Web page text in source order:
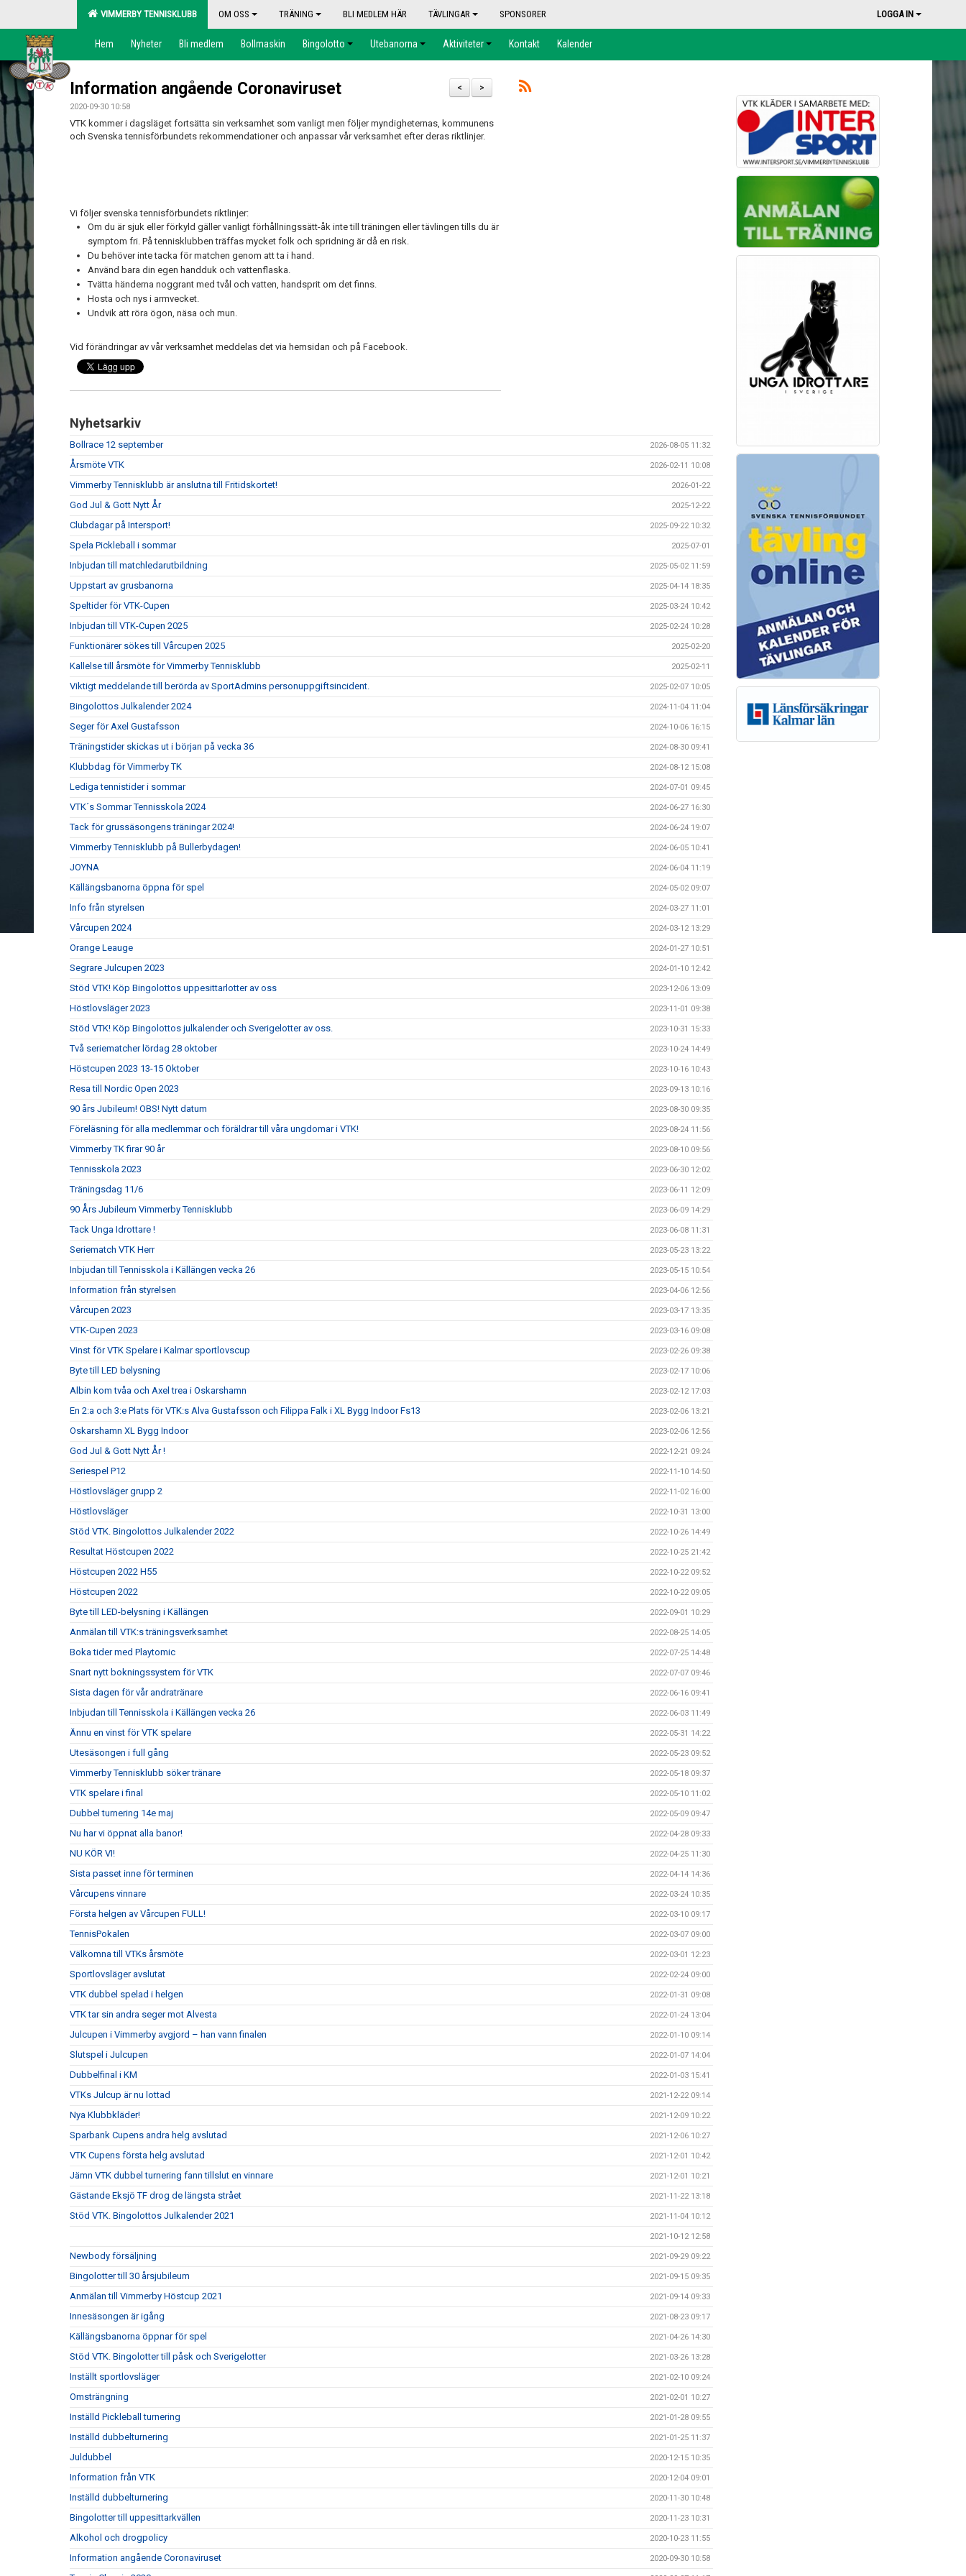
VIMMERBY TENNISKLUBB OM OSS TRÄNING BLI MEDLEM HÄR TÄVLINGAR SPONSORER LOGGA IN
Hem Nyheter Bli medlem Bollmaskin Bingolotto Utebanorna Aktiviteter Kontakt Kalender
>
<
Information angående Coronaviruset
2020-09-30 10:58
VTK kommer i dagsläget fortsätta sin verksamhet som vanligt men följer myndigheternas, kommunens
och Svenska tennisförbundets rekommendationer och anpassar vår verksamhet efter deras riktlinjer.
Vi följer svenska tennisförbundets riktlinjer:
Om du är sjuk eller förkyld gäller vanligt förhållningssätt-åk inte till träningen eller tävlingen tills du är
symptom fri. På tennisklubben träffas mycket folk och spridning är då en risk.
Du behöver inte tacka för matchen genom att ta i hand.
Använd bara din egen handduk och vattenflaska.
Tvätta händerna noggrant med tvål och vatten, handsprit om det finns.
Hosta och nys i armvecket.
Undvik att röra ögon, näsa och mun.
Vid förändringar av vår verksamhet meddelas det via hemsidan och på Facebook.
Nyhetsarkiv
Bollrace 12 september 2026-08-05 11:32
Årsmöte VTK 2026-02-11 10:08
Vimmerby Tennisklubb är anslutna till Fritidskortet! 2026-01-22
God Jul & Gott Nytt År 2025-12-22
Clubdagar på Intersport! 2025-09-22 10:32
Spela Pickleball i sommar 2025-07-01
Inbjudan till matchledarutbildning 2025-05-02 11:59
Uppstart av grusbanorna 2025-04-14 18:35
Speltider för VTK-Cupen 2025-03-24 10:42
Inbjudan till VTK-Cupen 2025 2025-02-24 10:28
Funktionärer sökes till Vårcupen 2025 2025-02-20
Kallelse till årsmöte för Vimmerby Tennisklubb 2025-02-11
Viktigt meddelande till berörda av SportAdmins personuppgiftsincident. 2025-02-07 10:05
Bingolottos Julkalender 2024 2024-11-04 11:04
Seger för Axel Gustafsson 2024-10-06 16:15
Träningstider skickas ut i början på vecka 36 2024-08-30 09:41
Klubbdag för Vimmerby TK 2024-08-12 15:08
Lediga tennistider i sommar 2024-07-01 09:45
VTK´s Sommar Tennisskola 2024 2024-06-27 16:30
Tack för grussäsongens träningar 2024! 2024-06-24 19:07
Vimmerby Tennisklubb på Bullerbydagen! 2024-06-05 10:41
JOYNA 2024-06-04 11:19
Källängsbanorna öppna för spel 2024-05-02 09:07
Info från styrelsen 2024-03-27 11:01
Vårcupen 2024 2024-03-12 13:29
Orange Leauge 2024-01-27 10:51
Segrare Julcupen 2023 2024-01-10 12:42
Stöd VTK! Köp Bingolottos uppesittarlotter av oss 2023-12-06 13:09
Höstlovsläger 2023 2023-11-01 09:38
Stöd VTK! Köp Bingolottos julkalender och Sverigelotter av oss. 2023-10-31 15:33
Två seriematcher lördag 28 oktober 2023-10-24 14:49
Höstcupen 2023 13-15 Oktober 2023-10-16 10:43
Resa till Nordic Open 2023 2023-09-13 10:16
90 års Jubileum! OBS! Nytt datum 2023-08-30 09:35
Föreläsning för alla medlemmar och föräldrar till våra ungdomar i VTK! 2023-08-24 11:56
Vimmerby TK firar 90 år 2023-08-10 09:56
Tennisskola 2023 2023-06-30 12:02
Träningsdag 11/6 2023-06-11 12:09
90 Års Jubileum Vimmerby Tennisklubb 2023-06-09 14:29
Tack Unga Idrottare ! 2023-06-08 11:31
Seriematch VTK Herr 2023-05-23 13:22
Inbjudan till Tennisskola i Källängen vecka 26 2023-05-15 10:54
Information från styrelsen 2023-04-06 12:56
Vårcupen 2023 2023-03-17 13:35
VTK-Cupen 2023 2023-03-16 09:08
Vinst för VTK Spelare i Kalmar sportlovscup 2023-02-26 09:38
Byte till LED belysning 2023-02-17 10:06
Albin kom tvåa och Axel trea i Oskarshamn 2023-02-12 17:03
En 2:a och 3:e Plats för VTK:s Alva Gustafsson och Filippa Falk i XL Bygg Indoor Fs13 2023-02-06 13:21
Oskarshamn XL Bygg Indoor 2023-02-06 12:56
God Jul & Gott Nytt År ! 2022-12-21 09:24
Seriespel P12 2022-11-10 14:50
Höstlovsläger grupp 2 2022-11-02 16:00
Höstlovsläger 2022-10-31 13:00
Stöd VTK. Bingolottos Julkalender 2022 2022-10-26 14:49
Resultat Höstcupen 2022 2022-10-25 21:42
Höstcupen 2022 H55 2022-10-22 09:52
Höstcupen 2022 2022-10-22 09:05
Byte till LED-belysning i Källängen 2022-09-01 10:29
Anmälan till VTK:s träningsverksamhet 2022-08-25 14:05
Boka tider med Playtomic 2022-07-25 14:48
Snart nytt bokningssystem för VTK 2022-07-07 09:46
Sista dagen för vår andratränare 2022-06-16 09:41
Inbjudan till Tennisskola i Källängen vecka 26 2022-06-03 11:49
Ännu en vinst för VTK spelare 2022-05-31 14:22
Utesäsongen i full gång 2022-05-23 09:52
Vimmerby Tennisklubb söker tränare 2022-05-18 09:37
VTK spelare i final 2022-05-10 11:02
Dubbel turnering 14e maj 2022-05-09 09:47
Nu har vi öppnat alla banor! 2022-04-28 09:33
NU KÖR VI! 2022-04-25 11:30
Sista passet inne för terminen 2022-04-14 14:36
Vårcupens vinnare 2022-03-24 10:35
Första helgen av Vårcupen FULL! 2022-03-10 09:17
TennisPokalen 2022-03-07 09:00
Välkomna till VTKs årsmöte 2022-03-01 12:23
Sportlovsläger avslutat 2022-02-24 09:00
VTK dubbel spelad i helgen 2022-01-31 09:08
VTK tar sin andra seger mot Alvesta 2022-01-24 13:04
Julcupen i Vimmerby avgjord – han vann finalen 2022-01-10 09:14
Slutspel i Julcupen 2022-01-07 14:04
Dubbelfinal i KM 2022-01-03 15:41
VTKs Julcup är nu lottad 2021-12-22 09:14
Nya Klubbkläder! 2021-12-09 10:22
Sparbank Cupens andra helg avslutad 2021-12-06 10:27
VTK Cupens första helg avslutad 2021-12-01 10:42
Jämn VTK dubbel turnering fann tillslut en vinnare 2021-12-01 10:21
Gästande Eksjö TF drog de längsta strået 2021-11-22 13:18
Stöd VTK. Bingolottos Julkalender 2021 2021-11-04 10:12
2021-10-12 12:58
Newbody försäljning 2021-09-29 09:22
Bingolotter till 30 årsjubileum 2021-09-15 09:35
Anmälan till Vimmerby Höstcup 2021 2021-09-14 09:33
Innesäsongen är igång 2021-08-23 09:17
Källängsbanorna öppnar för spel 2021-04-26 14:30
Stöd VTK. Bingolotter till påsk och Sverigelotter 2021-03-26 13:28
Inställt sportlovsläger 2021-02-10 09:24
Omsträngning 2021-02-01 10:27
Inställd Pickleball turnering 2021-01-28 09:55
Inställd dubbelturnering 2021-01-25 11:37
Juldubbel 2020-12-15 10:35
Information från VTK 2020-12-04 09:01
Inställd dubbelturnering 2020-11-30 10:48
Bingolotter till uppesittarkvällen 2020-11-23 10:31
Alkohol och drogpolicy 2020-10-23 11:55
Information angående Coronaviruset 2020-09-30 10:58